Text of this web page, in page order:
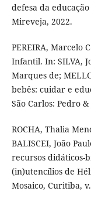
defesa da
Mireveja, 2022.
PEREIRA, Marcelo
Infantil. In: SILVA,
Marques de;
bebês: cuidar e
São Carlos: Pedro
ROCHA, Thalia
BALISCEI, João
recursos didáticos-
(in)utencílios de
Mosaico, Curitiba,